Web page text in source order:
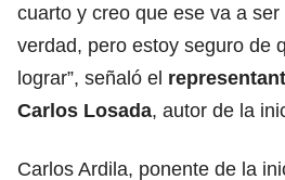
cuarto y creo que ese va a
verdad, pero estoy seguro de
lograr”, señaló el
Carlos Losada, autor de la
Carlos Ardila, ponente de la